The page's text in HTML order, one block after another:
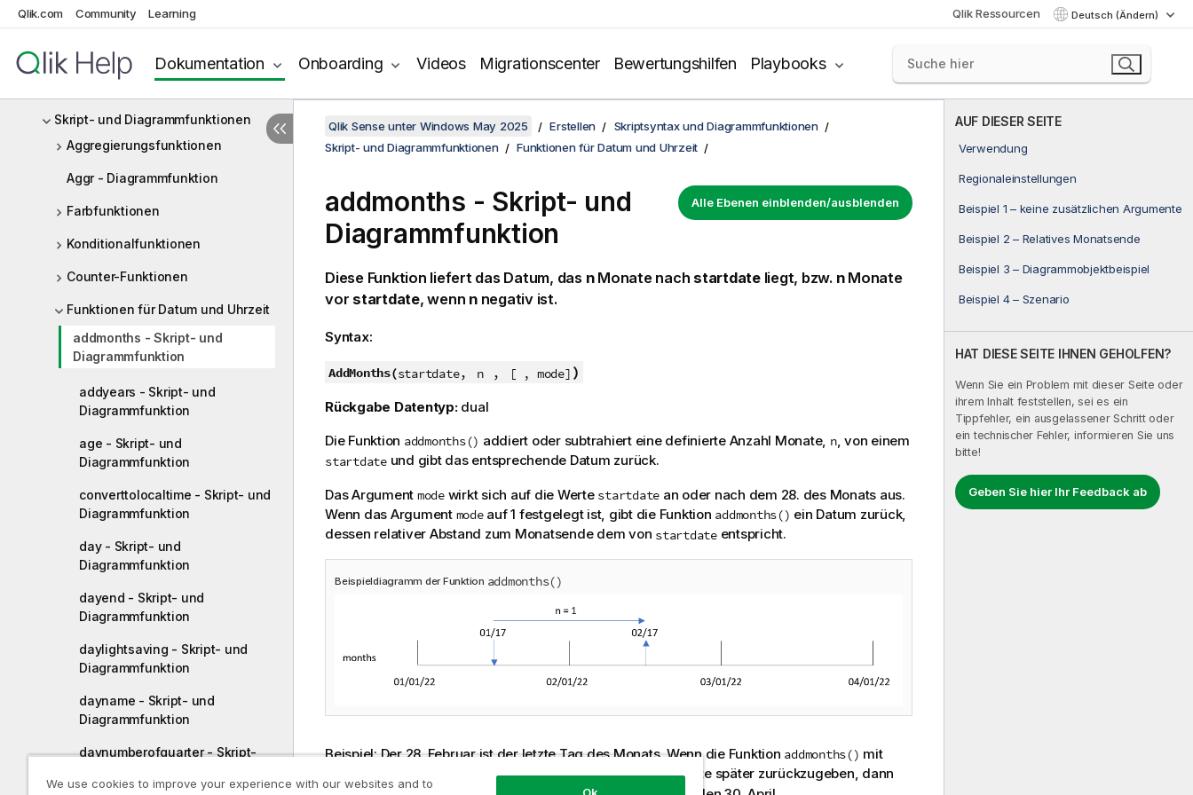
Qlik.com Community Learning Qlik Ressourcen Deutsch (Ändern)
Dokumentation Onboarding Videos Migrationscenter Bewertungshilfen Playbooks
Formeln im Skript
Diagrammformeln
Skript- und Diagrammfunktionen
Aggregierungsfunktionen
Aggr - Diagrammfunktion
Farbfunktionen
Konditionalfunktionen
Counter-Funktionen
Funktionen für Datum und Uhrzeit
addmonths - Skript- und
Diagrammfunktion
addyears - Skript- und
Diagrammfunktion
age - Skript- und
Diagrammfunktion
converttolocaltime - Skript- und
Diagrammfunktion
day - Skript- und
Diagrammfunktion
dayend - Skript- und
Diagrammfunktion
daylightsaving - Skript- und
Diagrammfunktion
dayname - Skript- und
Diagrammfunktion
daynumberofquarter - Skript-
AUF DIESER SEITE
Verwendung
Regionaleinstellungen
Beispiel 1 – keine zusätzlichen Argumente
Beispiel 2 – Relatives Monatsende
Beispiel 3 – Diagrammobjektbeispiel
Beispiel 4 – Szenario
HAT DIESE SEITE IHNEN GEHOLFEN?
Wenn Sie ein Problem mit dieser Seite oder
ihrem Inhalt feststellen, sei es ein
Tippfehler, ein ausgelassener Schritt oder
ein technischer Fehler, informieren Sie uns
bitte!
Geben Sie hier Ihr Feedback ab
Qlik Sense unter Windows May 2025 Erstellen
Skriptsyntax und Diagrammfunktionen
Skript- und Diagrammfunktionen
Funktionen für Datum und Uhrzeit
Alle Ebenen einblenden/ausblenden
addmonths - Skript- und
Diagrammfunktion
Diese Funktion liefert das Datum, das nMonate nach startdateliegt, bzw. nMonate
vor startdate, wenn nnegativ ist.
Syntax:
AddMonths(startdate, n, [ , mode] )
Rückgabe Datentyp: dual
Die Funktion addmonths() addiert oder subtrahiert eine definierte Anzahl Monate, n, von einem
startdateund gibt das entsprechende Datum zurück.
Das Argument modewirkt sich auf die Werte startdate an oder nach dem 28. des Monats aus.
Wenn das Argument modeauf 1 festgelegt ist, gibt die Funktion addmonths() ein Datum zurück,
dessen relativer Abstand zum Monatsende dem von startdateentspricht.
Beispieldiagramm der Funktion addmonths()
Beispiel: Der 28. Februar ist der letzte Tag des Monats. Wenn die Funktion addmonths() mit
von 1 verwendet wird, um das Datum zwei Monate später zurückzugeben, dann
We use cookies to improve your experience with our websites and to